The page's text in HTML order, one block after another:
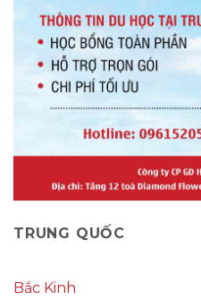
TRUNG QUỐC
Bắc Kinh